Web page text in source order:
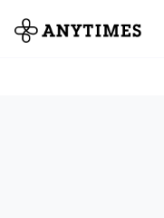
全て